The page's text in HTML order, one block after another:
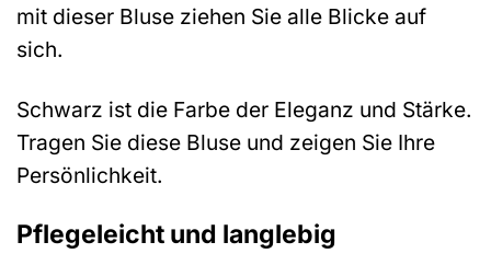
mit dieser Bluse ziehen Sie alle Blicke auf
sich.
Schwarz ist die Farbe der Eleganz und Stärke.
Tragen Sie diese Bluse und zeigen Sie Ihre
Persönlichkeit.
Pflegeleicht und langlebig